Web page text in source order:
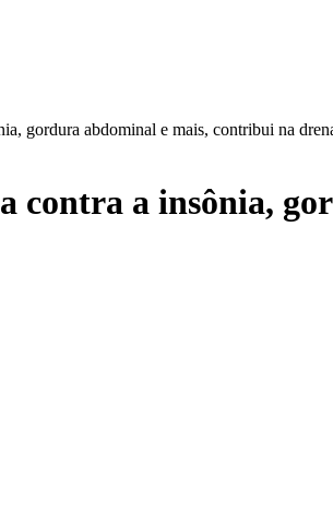
gordura abdominal e mais, contribui na
contra a insônia,